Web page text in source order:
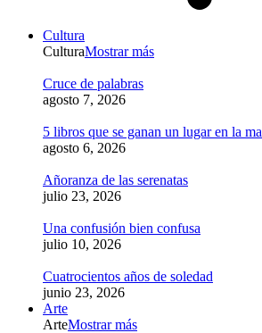
Cultura
CulturaMostrar más
Cruce de palabras
agosto 7, 2026
5 libros que se ganan un lugar en la
agosto 6, 2026
Añoranza de las serenatas
julio 23, 2026
Una confusión bien confusa
julio 10, 2026
Cuatrocientos años de soledad
junio 23, 2026
Arte
ArteMostrar más